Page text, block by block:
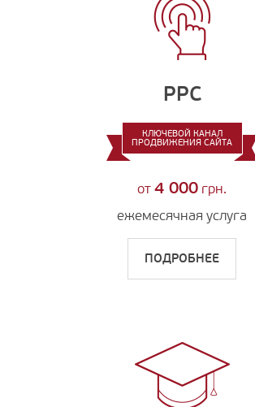
PPC
КЛЮЧЕВОЙ КАНАЛ
ПРОДВИЖЕНИЯ САЙТА
от4 000 грн.
ежемесячная услуга
ПОДРОБНЕЕ